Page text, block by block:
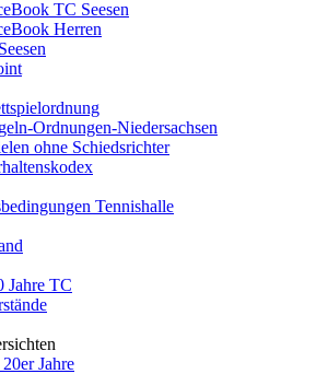
TC Seesen
Herren
Ordnungen-Niedersachsen
ohne Schiedsrichter
Tennishalle
Jahre TC
Jahre